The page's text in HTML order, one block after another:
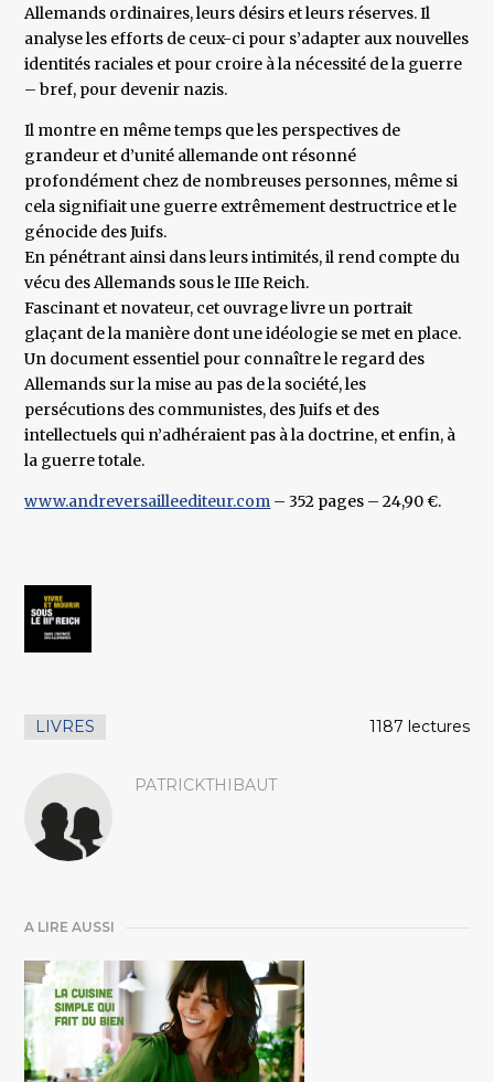
Allemands ordinaires, leurs désirs et leurs réserves. Il
analyse les efforts de ceux-ci pour s’adapter aux nouvelles
identités raciales et pour croire à la nécessité de la guerre
– bref, pour devenir nazis.
Il montre en même temps que les perspectives de
grandeur et d’unité allemande ont résonné
profondément chez de nombreuses personnes, même si
cela signifiait une guerre extrêmement destructrice et le
génocide des Juifs.
En pénétrant ainsi dans leurs intimités, il rend compte du
vécu des Allemands sous le IIIe Reich.
Fascinant et novateur, cet ouvrage livre un portrait
glaçant de la manière dont une idéologie se met en place.
Un document essentiel pour connaître le regard des
Allemands sur la mise au pas de la société, les
persécutions des communistes, des Juifs et des
intellectuels qui n’adhéraient pas à la doctrine, et enfin, à
la guerre totale.
www.andreversailleediteur.com – 352 pages – 24,90 €.
LIVRES 1187 lectures
PATRICKTHIBAUT
A LIRE AUSSI